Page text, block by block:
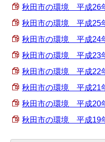
秋田市の環境 平成26
秋田市の環境 平成25
秋田市の環境 平成24
秋田市の環境 平成23
秋田市の環境 平成22
秋田市の環境 平成21
秋田市の環境 平成20
秋田市の環境 平成19